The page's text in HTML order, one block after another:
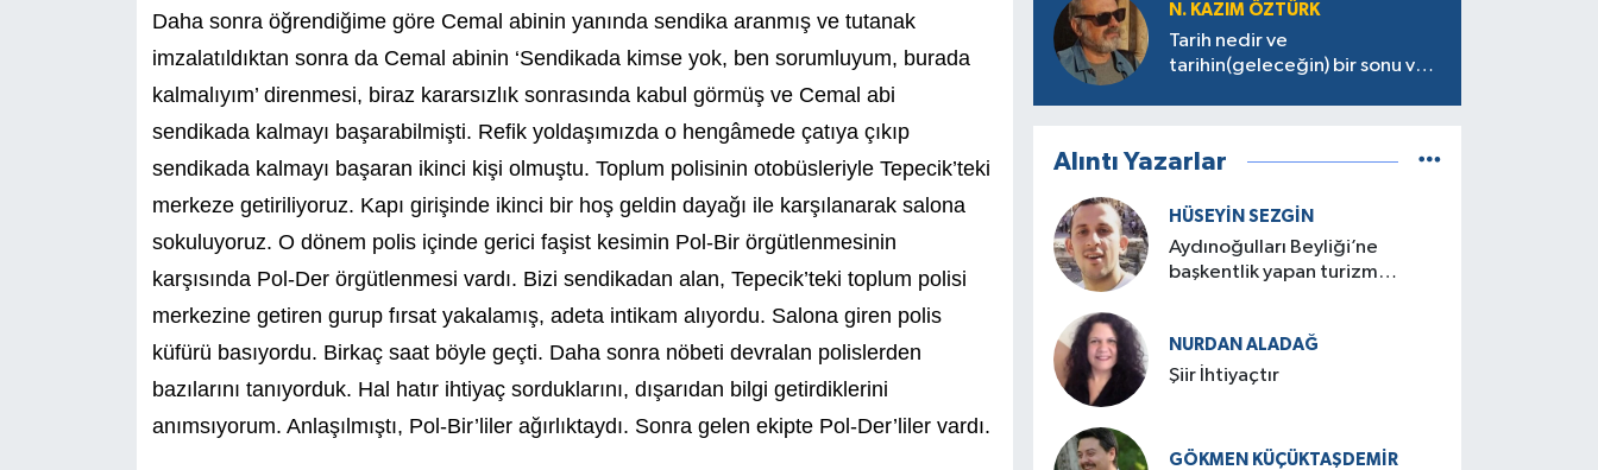
Daha sonra öğrendiğime göre Cemal abinin yanında sendika aranmış ve tutanak
imzalatıldıktan sonra da Cemal abinin ‘Sendikada kimse yok, ben sorumluyum, burada
kalmalıyım’ direnmesi, biraz kararsızlık sonrasında kabul görmüş ve Cemal abi
sendikada kalmayı başarabilmişti. Refik yoldaşımızda o hengâmede çatıya çıkıp
sendikada kalmayı başaran ikinci kişi olmuştu. Toplum polisinin otobüsleriyle Tepecik’teki
merkeze getiriliyoruz. Kapı girişinde ikinci bir hoş geldin dayağı ile karşılanarak salona
sokuluyoruz. O dönem polis içinde gerici faşist kesimin Pol-Bir örgütlenmesinin
karşısında Pol-Der örgütlenmesi vardı. Bizi sendikadan alan, Tepecik’teki toplum polisi
merkezine getiren gurup fırsat yakalamış, adeta intikam alıyordu. Salona giren polis
küfürü basıyordu. Birkaç saat böyle geçti. Daha sonra nöbeti devralan polislerden
bazılarını tanıyorduk. Hal hatır ihtiyaç sorduklarını, dışarıdan bilgi getirdiklerini
anımsıyorum. Anlaşılmıştı, Pol-Bir’liler ağırlıktaydı. Sonra gelen ekipte Pol-Der’liler vardı.
N. KAZIM ÖZTÜRK
Tarih nedir ve
tarihin(geleceğin) bir sonu var
Alıntı Yazarlar
HÜSEYIN SEZGIN
Aydınoğulları Beyliği’ne
başkentlik yapan turizm
NURDAN ALADAĞ
Şiir İhtiyaçtır
GÖKMEN KÜÇÜKTAŞDEMIR